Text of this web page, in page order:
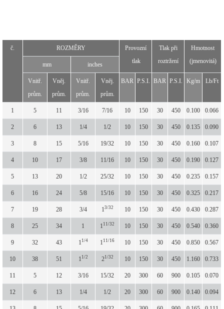
č. ROZMĚRY
Provozní
tlak
Tlak při
roztržení
Hmotnost
(jmenovitá)
mm inches
Vnitř.
prům.
Vněj.
prům.
Vnitř.
prům.
Vněj.
prům.
BAR P.S.I. BAR P.S.I. Kg/m Lb/Ft
1 5 11 3/16 7/16 10 150 30 450 0.100 0.066
2 6 13 1/4 1/2 10 150 30 450 0.135 0.090
3 8 15 5/16 19/32 10 150 30 450 0.160 0.107
4 10 17 3/8 11/16 10 150 30 450 0.190 0.127
5 13 20 1/2 25/32 10 150 30 450 0.235 0.157
6 16 24 5/8 15/16 10 150 30 450 0.325 0.217
7 19 28 3/4 13/32 10 150 30 450 0.430 0.287
8 25 34 1 1 11/32 10 150 30 450 0.540 0.360
9 32 43 1 1/4 1 11/16 10 150 30 450 0.850 0.567
10 38 51 1 1/2 21/32 10 150 30 450 1.160 0.733
11 5 12 3/16 15/32 20 300 60 900 0.105 0.070
12 6 13 1/4 1/2 20 300 60 900 0.140 0.094